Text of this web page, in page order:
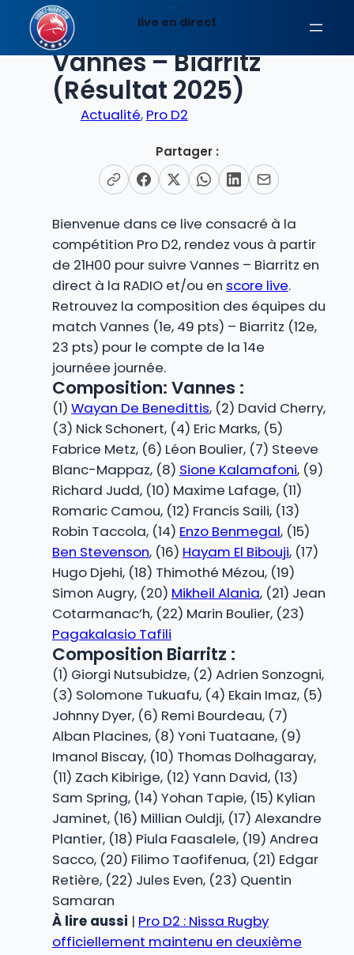
contenu
EN DIRECT
Vannes – Biarritz
(Résultat 2025)
Actualité, Pro D2
Partager :
Bienvenue dans ce live consacré à la
compétition Pro D2, rendez vous à partir
de 21H00 pour suivre Vannes – Biarritz en
direct à la RADIO et/ou en score live.
Retrouvez la composition des équipes du
match Vannes (1e, 49 pts) – Biarritz (12e,
23 pts) pour le compte de la 14e
journéee journée.
Composition: Vannes :
(1) Wayan De Benedittis, (2) David Cherry,
(3) Nick Schonert, (4) Eric Marks, (5)
Fabrice Metz, (6) Léon Boulier, (7) Steeve
Blanc-Mappaz, (8) Sione Kalamafoni, (9)
Richard Judd, (10) Maxime Lafage, (11)
Romaric Camou, (12) Francis Saili, (13)
Robin Taccola, (14) Enzo Benmegal, (15)
Ben Stevenson, (16) Hayam El Bibouji, (17)
Hugo Djehi, (18) Thimothé Mézou, (19)
Simon Augry, (20) Mikheil Alania, (21) Jean
Cotarmanac’h, (22) Marin Boulier, (23)
Pagakalasio Tafili
Composition Biarritz :
(1) Giorgi Nutsubidze, (2) Adrien Sonzogni,
(3) Solomone Tukuafu, (4) Ekain Imaz, (5)
Johnny Dyer, (6) Remi Bourdeau, (7)
Alban Placines, (8) Yoni Tuataane, (9)
Imanol Biscay, (10) Thomas Dolhagaray,
(11) Zach Kibirige, (12) Yann David, (13)
Sam Spring, (14) Yohan Tapie, (15) Kylian
Jaminet, (16) Millian Ouldji, (17) Alexandre
Plantier, (18) Piula Faasalele, (19) Andrea
Sacco, (20) Filimo Taofifenua, (21) Edgar
Retière, (22) Jules Even, (23) Quentin
Samaran
À lire aussi | Pro D2 : Nissa Rugby
officiellement maintenu en deuxième
live en direct